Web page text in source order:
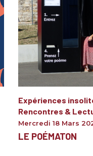
Expériences
Rencontres &
Mercredi 18 Mars
LE POÉMATON